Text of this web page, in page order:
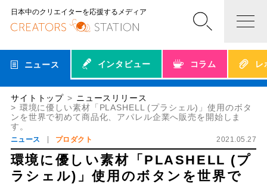
日本中のクリエイターを応援するメディア
ニュース インタビュー コラム レ
サイトトップ
ニュースリリース
環境に優しい素材「PLASHELL (プラシェル)」使用のボタ
ンを世界で初めて商品化、アパレル企業へ販売を開始しま
す。
ニュース プロダクト 2021.05.27
環境に優しい素材「PLASHELL (プ
ラシェル)」使用のボタンを世界で